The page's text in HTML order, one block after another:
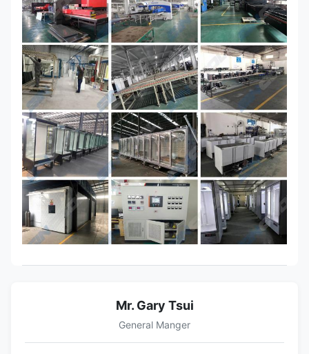
Mr. Gary Tsui
General Manger